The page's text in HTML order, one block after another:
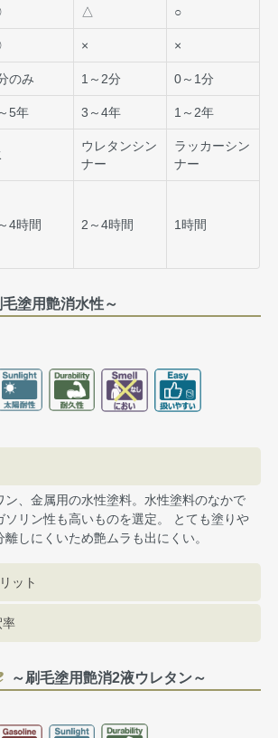
△ ○
× ×
のみ 1～2分 0～1分
5年 3～4年 1～2年
ウレタンシン
ナー
ラッカーシン
ナー
4時間 2～4時間 1時間
塗用艶消水性～
ン、金属用の水性塗料。水性塗料のなかで
ソリン性も高いものを選定。 とても塗りや
しにくいため艶ムラも出にくい。
ット
率
～刷毛塗用艶消2液ウレタン～